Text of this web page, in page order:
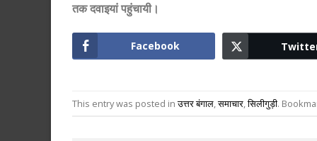
तक दवाइयां पहुंचायी।
Facebook
This entry was posted inउत्तर बंगाल ,समाचार ,सिलीगुड़ी.